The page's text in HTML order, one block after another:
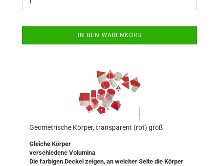
IN DEN WARENKORB
Geometrische Körper, transparent (rot) groß
Gleiche Körper
verschiedene Volumina
Die farbigen Deckel zeigen, an welcher Seite die Körper